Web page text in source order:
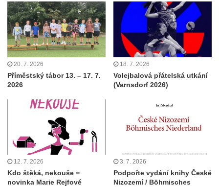
20. 7. 2026
Příměstský tábor 13. – 17. 7.
2026
18. 7. 2026
Volejbalová přátelská utkání
(Varnsdorf 2026)
12. 7. 2026
Kdo štěká, nekouše =
novinka Marie Rejfové
3. 7. 2026
Podpořte vydání knihy České
Nizozemí / Böhmisches